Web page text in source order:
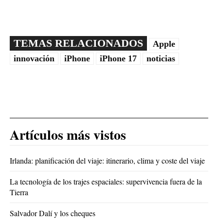
TEMAS RELACIONADOS
Apple
innovación
iPhone iPhone 17 noticias
Artículos más vistos
Irlanda: planificación del viaje: itinerario, clima y coste del viaje
La tecnología de los trajes espaciales: supervivencia fuera de la
Tierra
Salvador Dalí y los cheques